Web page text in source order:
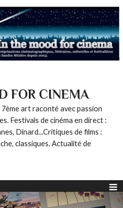
FOR CINEMA
art raconté avec passion
Festivals de cinéma en direct :
Dinard...Critiques de films :
classiques. Actualité de